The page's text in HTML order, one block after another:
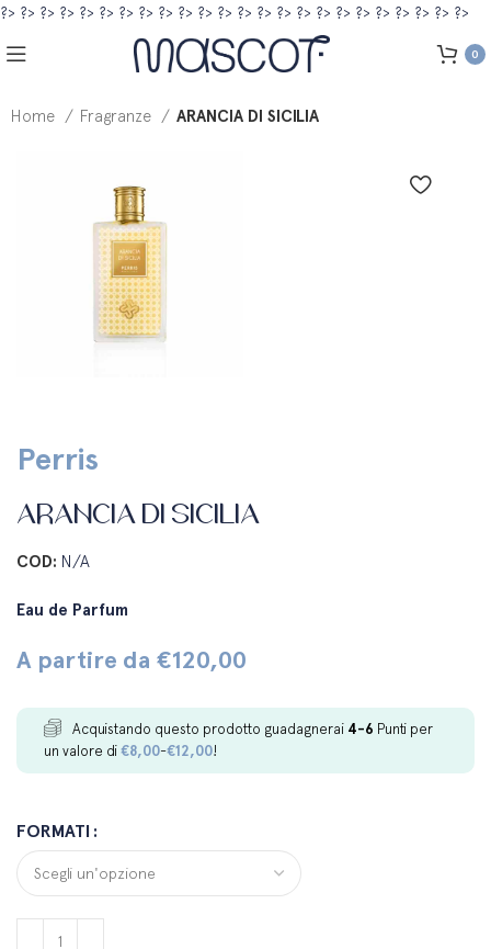
?> ?> ?> ?> ?> ?> ?> ?> ?> ?> ?> ?> ?> ?> ?> ?> ?> ?> ?> ?> ?> ?> ?> ?>
0
Home Fragranze ARANCIA DI SICILIA
Perris
ARANCIA DI SICILIA
COD: N/A
Eau de Parfum
A partire da €120,00
Acquistando questo prodotto guadagnerai 4-6 Punti per
un valore di€8,00-€12,00!
FORMATI